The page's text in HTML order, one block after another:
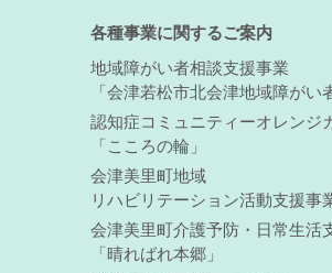
各種事業に関するご案内
地域障がい者相談支援事業
「会津若松市北会津地域障がい
認知症コミュニティーオレンジ
「こころの輪」
会津美里町地域
リハビリテーション活動支援事
会津美里町介護予防・日常生活
「晴ればれ本郷」